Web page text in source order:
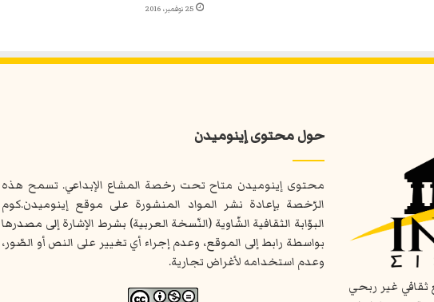
25 نوفمبر، 2016
ثقافي غير ربحي
حول محتوى إينوميدن
محتوى إينوميدن متاح تحت رخصة المشاع الإبداعي. تسمح هذه
الرّخصة بإعادة نشر المواد المنشورة على موقع إينوميدن.كوم
البوّابة الثقافية الشّاوية (النّسخة العربية) بشرط الإشارة إلى مصدرها
بواسطة رابط إلى الموقع، وعدم إجراء أي تغيير على النص أو الصّور،
وعدم استخدامه لأغراض تجارية.